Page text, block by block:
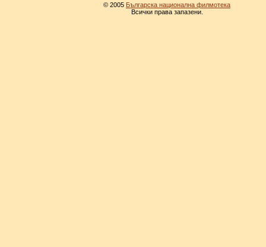
© 2005 Българска национална филмотека
Всички права запазени.